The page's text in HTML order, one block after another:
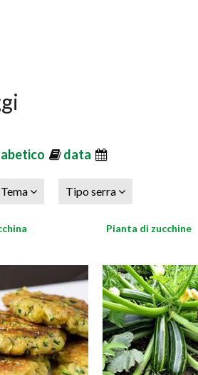
data
Tema Tipo serra
Pianta di zucchine